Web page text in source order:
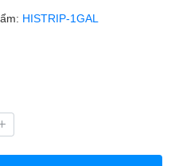
HISTRIP-1GAL